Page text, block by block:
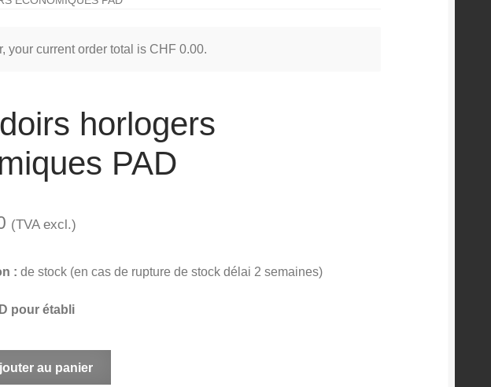
your current order total is CHF 0.00.
horlogers
PAD
(TVA excl.)
: de stock (en cas de rupture de stock délai 2 semaines)
pour établi
au panier